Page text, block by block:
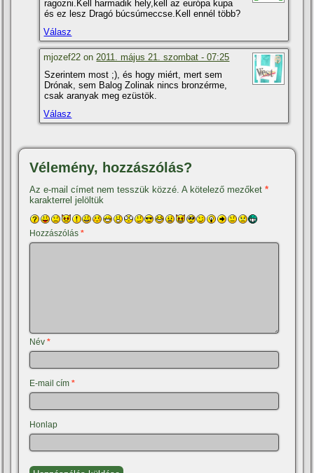
ragozni.Kell harmadik hely,kell az európa kupa
és ez lesz Dragó búcsúmeccse.Kell ennél több?
Válasz
mjozef22 on2011. május 21. szombat - 07:25
Szerintem most ;), és hogy miért, mert sem
Drónak, sem Balog Zolinak nincs bronzérme,
csak aranyak meg ezüstök.
Válasz
Vélemény, hozzászólás?
Az e-mail címet nem tesszük közzé. A kötelező mezőket*
karakterrel jelöltük
Hozzászólás*
Név*
E-mail cím*
Honlap